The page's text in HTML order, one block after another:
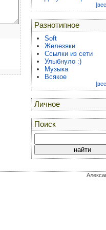
Разнотипное
Soft
Железяки
Ссылки из сети
Улыбнуло :)
Музыка
Всякое
Личное
Поиск